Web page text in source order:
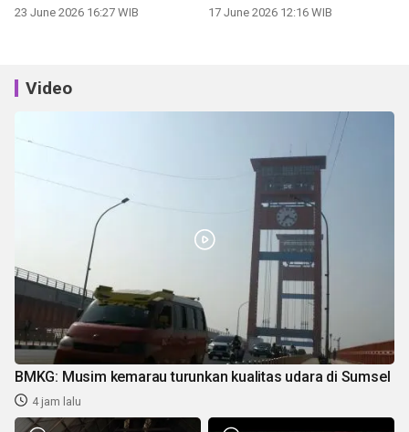
23 June 2026 16:27 WIB 17 June 2026 12:16 WIB
Video
BMKG: Musim kemarau turunkan kualitas udara di Sumsel
4 jam lalu